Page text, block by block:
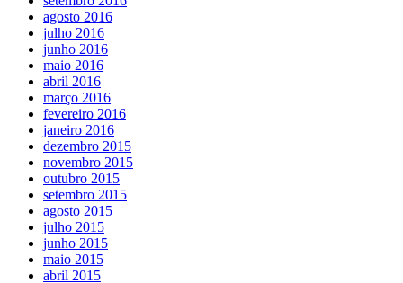
agosto 2016
julho 2016
junho 2016
maio 2016
abril 2016
março 2016
fevereiro 2016
janeiro 2016
dezembro 2015
novembro 2015
outubro 2015
setembro 2015
agosto 2015
julho 2015
junho 2015
maio 2015
abril 2015